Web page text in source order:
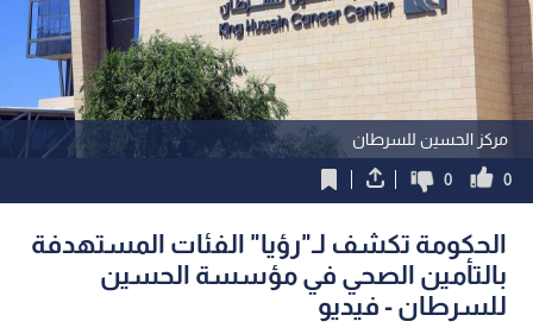
مركز الحسين للسرطان
0
0
الحكومة تكشف لـ"رؤيا" الفئات المستهدفة
بالتأمين الصحي في مؤسسة الحسين
للسرطان - فيديو